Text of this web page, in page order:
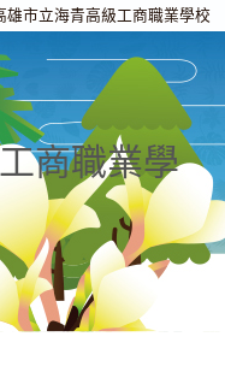
雄市立海青高級工商職業學校
商職業學